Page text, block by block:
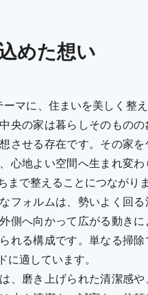
めた想い
ーマに、住まいを美しく整
央の家は暮らしそのもの
させる存在です。その家
心地よい空間へ生まれ変
まで整えることにつながりま
フォルムは、勢いよく回
側へ向かって広がる動き
れる構成です。単なる掃
に適しています。
、磨き上げられた清潔感